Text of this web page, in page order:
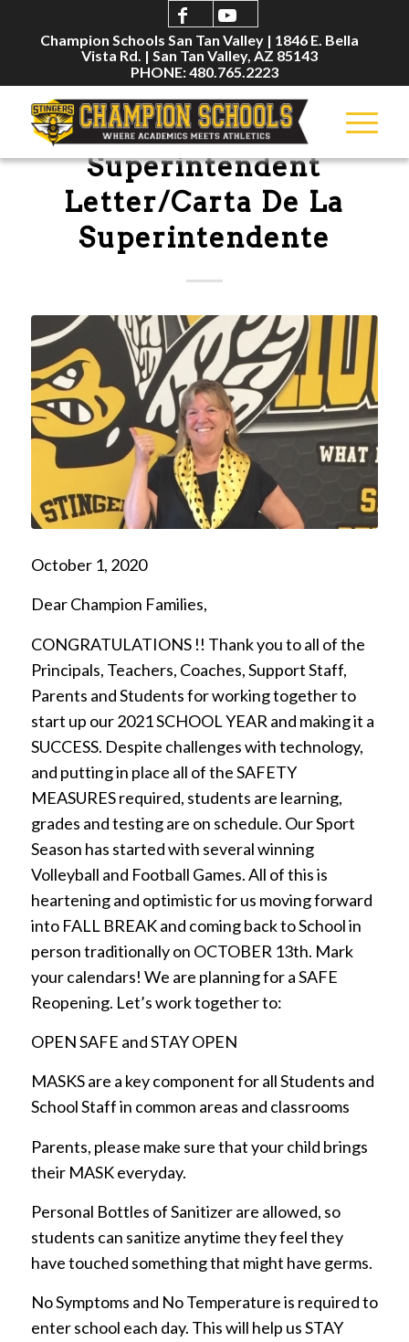
Champion Schools San Tan Valley | 1846 E. Bella
Vista Rd. | San Tan Valley, AZ 85143
PHONE: 480.765.2223
ANNOUNCEMENTS
Superintendent
Letter/Carta De La
Superintendente
October 1, 2020
Dear Champion Families,
CONGRATULATIONS !! Thank you to all of the
Principals, Teachers, Coaches, Support Staff,
Parents and Students for working together to
start up our 2021 SCHOOL YEAR and making it a
SUCCESS. Despite challenges with technology,
and putting in place all of the SAFETY
MEASURES required, students are learning,
grades and testing are on schedule. Our Sport
Season has started with several winning
Volleyball and Football Games. All of this is
heartening and optimistic for us moving forward
into FALL BREAK and coming back to School in
person traditionally on OCTOBER 13th. Mark
your calendars! We are planning for a SAFE
Reopening. Let’s work together to:
OPEN SAFE and STAY OPEN
MASKS are a key component for all Students and
School Staff in common areas and classrooms
Parents, please make sure that your child brings
their MASK everyday.
Personal Bottles of Sanitizer are allowed, so
students can sanitize anytime they feel they
have touched something that might have germs.
No Symptoms and No Temperature is required to
enter school each day. This will help us STAY